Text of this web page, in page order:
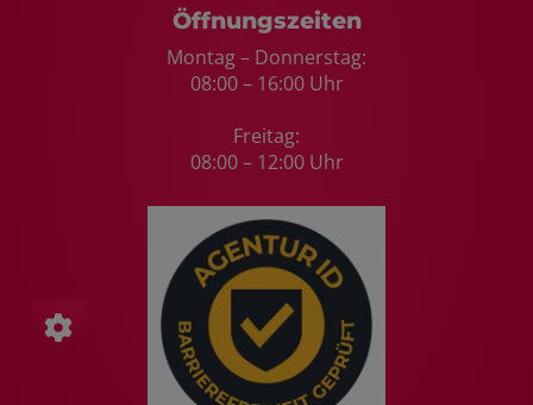
Öffnungszeiten
Montag – Donnerstag:
08:00 – 16:00 Uhr
Freitag:
08:00 – 12:00 Uhr